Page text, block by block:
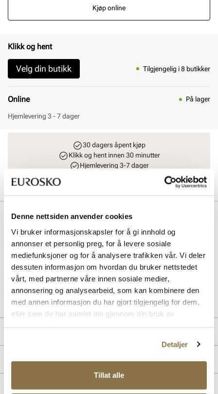
Denne nettsiden anvender cookies
Vi bruker informasjonskapsler for å gi innhold og
annonser et personlig preg, for å levere sosiale
mediefunksjoner og for å analysere trafikken vår. Vi deler
dessuten informasjon om hvordan du bruker nettstedet
vårt, med partnerne våre innen sosiale medier,
annonsering og analysearbeid, som kan kombinere den
med annen informasjon du har gjort tilgjengelig for dem,
eller som de har samlet inn gjennom din bruk av
Detaljer
Tillat alle
Kjøp online
Klikk og hent
Velg din butikk Tilgjengelig i 8 butikker
Online På lager
Hjemlevering 3 - 7 dager
30 dagers åpent kjøp
Klikk og hent innen 30 minutter
Hjemlevering 3-7 dager
Beskrivelse
Dette er en ikonisk sko som tar sitt navn fra dagen første par ble
produsert, 1 April 1961. Den har klassisk, Smooth Dr. Martens
skinn, 3 hulls snøring og den legendariske gule stikningen. Sålen er
Dr. Martens Ultra komfortable AirWair såle.
Art. nr02147402
Lev. art. nr31994001
For:Uforet
Merke